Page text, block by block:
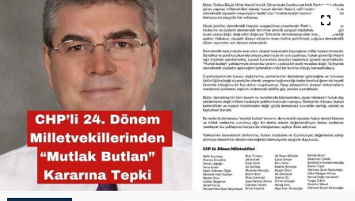
SAĞLIK
EĞİTİM
TARIM VE HAYVANCILIK
KÜLTÜR SANAT
RESMİ İLAN